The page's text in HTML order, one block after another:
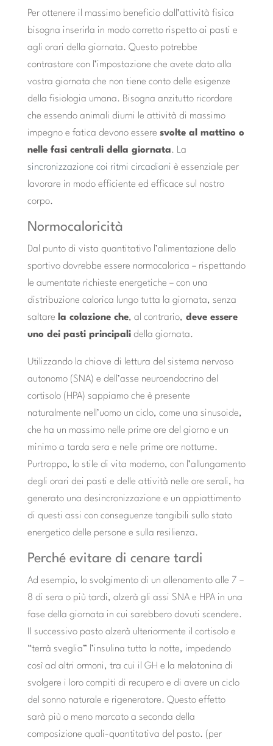
Per ottenere il massimo beneficio dall’attività fisica
bisogna inserirla in modo corretto rispetto ai pasti e
agli orari della giornata. Questo potrebbe
contrastare con l’impostazione che avete dato alla
vostra giornata che non tiene conto delle esigenze
della fisiologia umana. Bisogna anzitutto ricordare
che essendo animali diurni le attività di massimo
impegno e fatica devono essere svolte al mattino o
nelle fasi centrali della giornata. La
sincronizzazione coi ritmi circadiani è essenziale per
lavorare in modo efficiente ed efficace sul nostro
corpo.
Normocaloricità
Dal punto di vista quantitativo l’alimentazione dello
sportivo dovrebbe essere normocalorica – rispettando
le aumentate richieste energetiche – con una
distribuzione calorica lungo tutta la giornata, senza
saltare la colazione che, al contrario, deve essere
uno dei pasti principalidella giornata.
Utilizzando la chiave di lettura del sistema nervoso
autonomo (SNA) e dell’asse neuroendocrino del
cortisolo (HPA) sappiamo che è presente
naturalmente nell’uomo un ciclo, come una sinusoide,
che ha un massimo nelle prime ore del giorno e un
minimo a tarda sera e nelle prime ore notturne.
Purtroppo, lo stile di vita moderno, con l’allungamento
degli orari dei pasti e delle attività nelle ore serali, ha
generato una desincronizzazione e un appiattimento
di questi assi con conseguenze tangibili sullo stato
energetico delle persone e sulla resilienza.
Perché evitare di cenare tardi
Ad esempio, lo svolgimento di un allenamento alle 7 –
8 di sera o più tardi, alzerà gli assi SNA e HPA in una
fase della giornata in cui sarebbero dovuti scendere.
Il successivo pasto alzerà ulteriormente il cortisolo e
“terrà sveglia” l’insulina tutta la notte, impedendo
così ad altri ormoni, tra cui il GH e la melatonina di
svolgere i loro compiti di recupero e di avere un ciclo
del sonno naturale e rigeneratore. Questo effetto
sarà più o meno marcato a seconda della
composizione quali-quantitativa del pasto. (per